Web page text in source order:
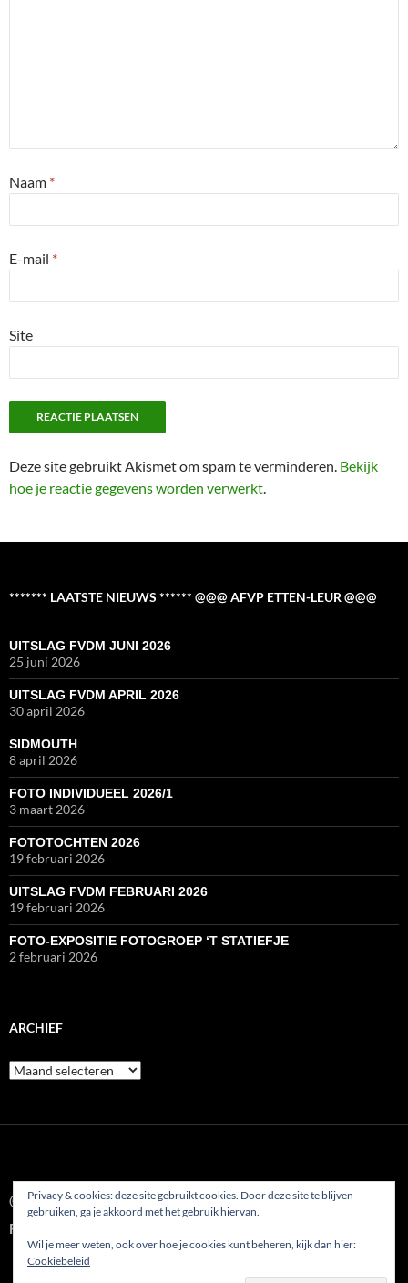
Naam *
E-mail *
Site
Deze site gebruikt Akismet om spam te verminderen. Bekijk
hoe je reactie gegevens worden verwerkt.
******* LAATSTE NIEUWS ****** @@@ AFVP ETTEN-LEUR @@@
UITSLAG FVDM JUNI 2026
25 juni 2026
UITSLAG FVDM APRIL 2026
30 april 2026
SIDMOUTH
8 april 2026
FOTO INDIVIDUEEL 2026/1
3 maart 2026
FOTOTOCHTEN 2026
19 februari 2026
UITSLAG FVDM FEBRUARI 2026
19 februari 2026
FOTO-EXPOSITIE FOTOGROEP ‘T STATIEFJE
2 februari 2026
ARCHIEF
Archief
© 2022
Fotoclub AFVP Etten-Leur
Privacy & cookies: deze site gebruikt cookies. Door deze site te blijven
gebruiken, ga je akkoord met het gebruik hiervan.
Wil je meer weten, ook over hoe je cookies kunt beheren, kijk dan hier:
Cookiebeleid